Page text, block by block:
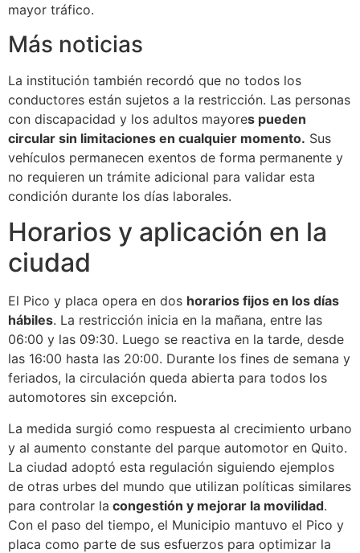
mayor tráfico.
Más noticias
La institución también recordó que no todos los
conductores están sujetos a la restricción. Las personas
con discapacidad y los adultos mayores pueden
circular sin limitaciones en cualquier momento. Sus
vehículos permanecen exentos de forma permanente y
no requieren un trámite adicional para validar esta
condición durante los días laborales.
Horarios y aplicación en la
ciudad
El Pico y placa opera en dos horarios fijos en los días
hábiles. La restricción inicia en la mañana, entre las
06:00 y las 09:30. Luego se reactiva en la tarde, desde
las 16:00 hasta las 20:00. Durante los fines de semana y
feriados, la circulación queda abierta para todos los
automotores sin excepción.
La medida surgió como respuesta al crecimiento urbano
y al aumento constante del parque automotor en Quito.
La ciudad adoptó esta regulación siguiendo ejemplos
de otras urbes del mundo que utilizan políticas similares
para controlar la congestión y mejorar la movilidad.
Con el paso del tiempo, el Municipio mantuvo el Pico y
placa como parte de sus esfuerzos para optimizar la